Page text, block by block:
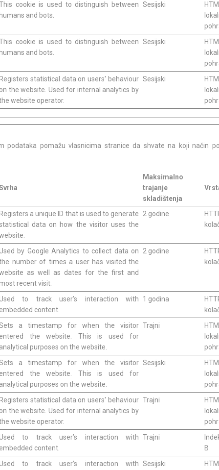
cookie is used to distinguish between
and bots.
Sesijski
HTML
cookie is used to distinguish between
and bots.
Sesijski
HTML
statistical data on users' behaviour
the website. Used for internal analytics by
website operator.
Sesijski
HTML
podataka pomažu vlasnicima stranice da shvate na koji način
Maksimalno
trajanje
skladištenja
a unique ID that is used to generate
data on how the visitor uses the
2 godine
by Google Analytics to collect data on
number of times a user has visited the
as well as dates for the first and
recent visit.
2 godine
to track user’s interaction with
content.
1 godina
a timestamp for when the visitor
the website. This is used for
purposes on the website.
Trajni
HTML
a timestamp for when the visitor
the website. This is used for
purposes on the website.
Sesijski
HTML
statistical data on users' behaviour
the website. Used for internal analytics by
website operator.
Trajni
HTML
to track user’s interaction with
content.
Trajni
B
to track user’s interaction with Sesijski
HTML